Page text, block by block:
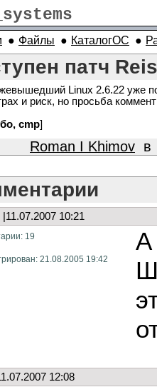
● Файлы ● КаталогОС ●
патч
Linux 2.6.22 уже
и риск, но просьба
cmp]
Roman I Khimov в
|11.07.2007 10:21
19
21.08.2005 19:42
А
12:08